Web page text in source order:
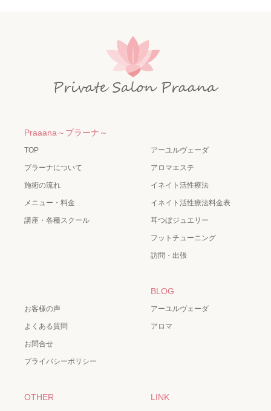
Praaana～プラーナ～
TOP
プラーナについて
施術の流れ
メニュー・料金
講座・各種スクール
アーユルヴェーダ
アロマエステ
イネイト活性療法
イネイト活性療法料金表
耳つぼジュエリー
フットチューニング
訪問・出張
お客様の声
よくある質問
お問合せ
プライバシーポリシー
BLOG
アーユルヴェーダ
アロマ
OTHER LINK